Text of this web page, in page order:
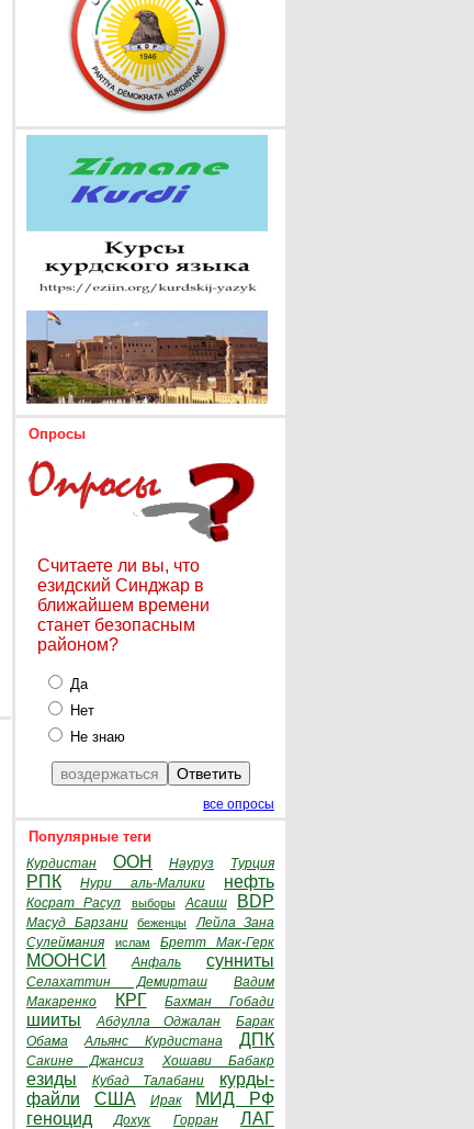
Опросы
Считаете ли вы, что
езидский Синджар в
ближайшем времени
станет безопасным
районом?
Да
Нет
Не знаю
все опросы
Популярные теги
Курдистан ООН Науруз Турция
РПК Нури аль-Малики нефть
Косрат Расул выборы Асаиш BDP
Масуд Барзани беженцы
Лейла Зана
Сулеймания
ислам Бретт Мак-Герк
МООНСИ Анфаль сунниты
Селахаттин Демирташ
Вадим
Макаренко
КРГ Бахман Гобади
шииты Абдулла Оджалан
Барак
Обама
Альянс Курдистана ДПК
Сакине Джансиз Хошави Бабакр
езиды Кубад Талабани
курды-
файли
США Ирак
МИД РФ
геноцид
Дохук Горран ЛАГ